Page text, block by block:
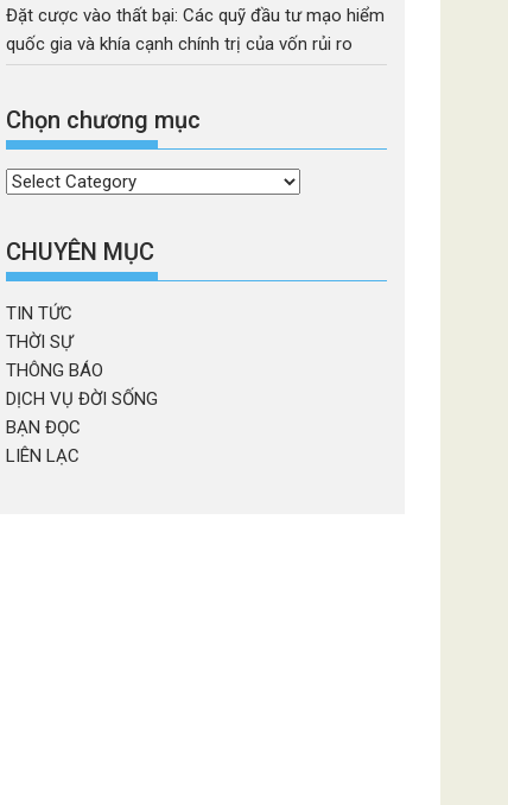
Đặt cược vào thất bại: Các quỹ đầu tư mạo hiểm
quốc gia và khía cạnh chính trị của vốn rủi ro
Chọn chương mục
Chọn
mục
CHUYÊN MỤC
TIN TỨC
THỜI SỰ
THÔNG BÁO
DỊCH VỤ ĐỜI SỐNG
BẠN ĐỌC
LIÊN LẠC